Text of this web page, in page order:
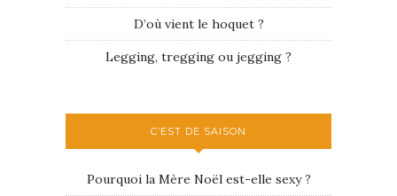
D’où vient le hoquet ?
Legging, tregging ou jegging ?
C’EST DE SAISON
Pourquoi la Mère Noël est-elle sexy ?